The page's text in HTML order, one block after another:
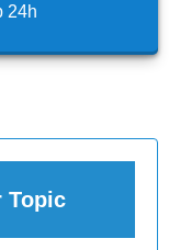
24h
Topic